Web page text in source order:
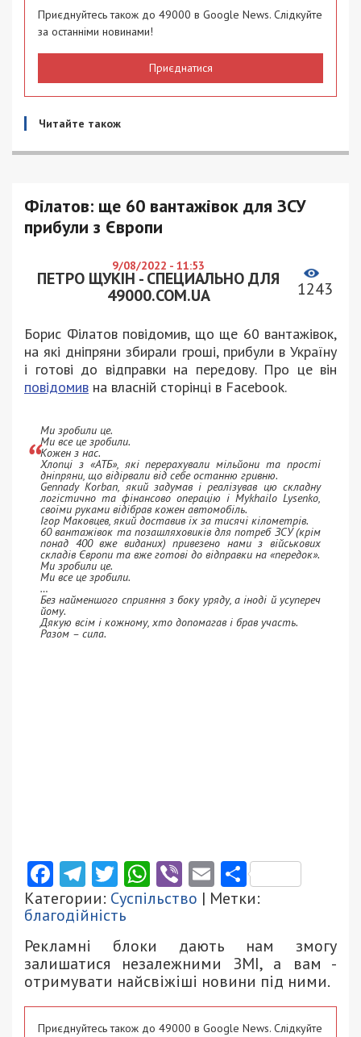
Приєднуйтесь також до 49000 в Google News. Слідкуйте
за останніми новинами!
Приєднатися
Читайте також
Філатов: ще 60 вантажівок для ЗСУ
прибули з Європи
9/08/2022 - 11:53
ПЕТРО ЩУКІН - СПЕЦИАЛЬНО ДЛЯ
49000.COM.UA
1243
Борис Філатов повідомив, що ще 60 вантажівок,
на які дніпряни збирали гроші, прибули в Україну
і готові до відправки на передову. Про це він
повідомив на власній сторінці в Facebook.
Ми зробили це.
Ми все це зробили.
Кожен з нас.
Хлопці з «АТБ», які перерахували мільйони та прості
дніпряни, що відірвали від себе останню гривню.
Gennady Korban, який задумав і реалізував цю складну
логістично та фінансово операцію і Mykhailo Lysenko,
своїми руками відібрав кожен автомобіль.
Ігор Маковцев, який доставив їх за тисячі кілометрів.
60 вантажівок та позашляховиків для потреб ЗСУ (крім
понад 400 вже виданих) привезено нами з військових
складів Європи та вже готові до відправки на «передок».
Ми зробили це.
Ми все це зробили.
…
Без найменшого сприяння з боку уряду, а іноді й усупереч
йому.
Дякую всім і кожному, хто допомагав і брав участь.
Разом – сила.
Facebook
Telegram
Twitter
WhatsApp
ViberEmail
Категории: Суспільство | Метки:
благодійність
Рекламні блоки дають нам змогу
залишатися незалежними ЗМІ, а вам -
отримувати найсвіжіші новини під ними.
Приєднуйтесь також до 49000 в Google News. Слідкуйте